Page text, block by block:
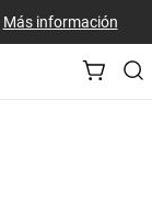
Más información